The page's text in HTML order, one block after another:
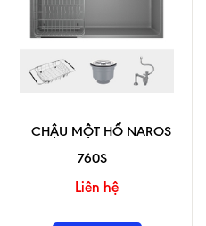
CHẬU MỘT HỐ NAROS
760S
Liên hệ